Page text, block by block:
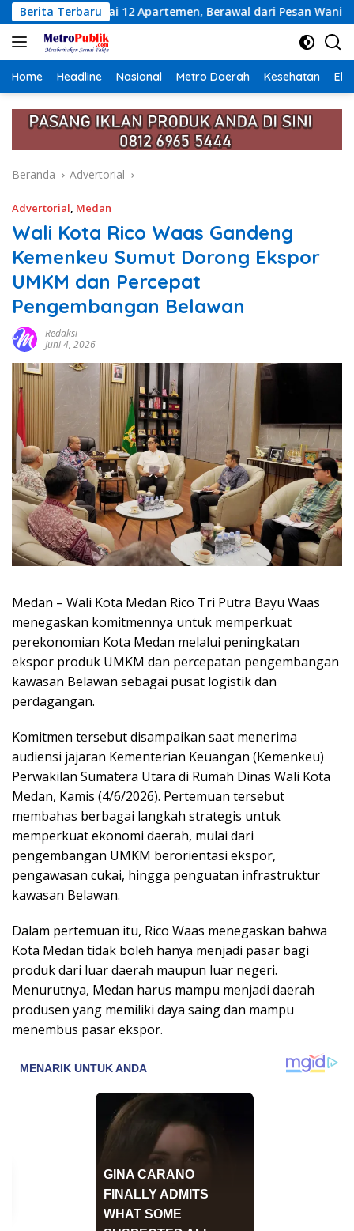
Langsung
ke
konten
Berita Terbaru
Berawal dari Pesan Wanita Lewat Aplikasi Kencan
Home Headline Nasional Metro Daerah Kesehatan
Beranda Advertorial
Advertorial, Medan
Wali Kota Rico Waas Gandeng
Kemenkeu Sumut Dorong Ekspor
UMKM dan Percepat
Pengembangan Belawan
Redaksi
Juni 4, 2026
Medan – Wali Kota Medan Rico Tri Putra Bayu Waas
menegaskan komitmennya untuk memperkuat
perekonomian Kota Medan melalui peningkatan
ekspor produk UMKM dan percepatan pengembangan
kawasan Belawan sebagai pusat logistik dan
perdagangan.
Komitmen tersebut disampaikan saat menerima
audiensi jajaran Kementerian Keuangan (Kemenkeu)
Perwakilan Sumatera Utara di Rumah Dinas Wali Kota
Medan, Kamis (4/6/2026). Pertemuan tersebut
membahas berbagai langkah strategis untuk
memperkuat ekonomi daerah, mulai dari
pengembangan UMKM berorientasi ekspor,
pengawasan cukai, hingga penguatan infrastruktur
kawasan Belawan.
Dalam pertemuan itu, Rico Waas menegaskan bahwa
Kota Medan tidak boleh hanya menjadi pasar bagi
produk dari luar daerah maupun luar negeri.
Menurutnya, Medan harus mampu menjadi daerah
produsen yang memiliki daya saing dan mampu
menembus pasar ekspor.